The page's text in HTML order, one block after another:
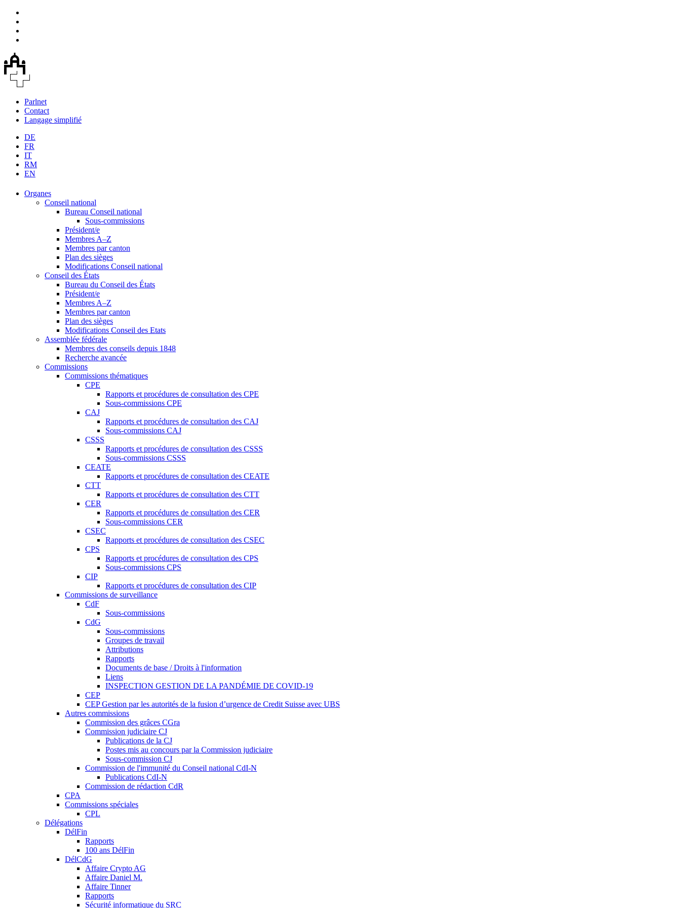
Parlnet
Contact
Langage simplifié
DE
FR
IT
RM
EN
Organes
Conseil national
Bureau Conseil national
Sous-commissions
Président/e
Membres A–Z
Membres par canton
Plan des sièges
Modifications Conseil national
Conseil des États
Bureau du Conseil des États
Président/e
Membres A–Z
Membres par canton
Plan des sièges
Modifications Conseil des Etats
Assemblée fédérale
Membres des conseils depuis 1848
Recherche avancée
Commissions
Commissions thématiques
CPE
Rapports et procédures de consultation des CPE
Sous-commissions CPE
CAJ
Rapports et procédures de consultation des CAJ
Sous-commissions CAJ
CSSS
Rapports et procédures de consultation des CSSS
Sous-commissions CSSS
CEATE
Rapports et procédures de consultation des CEATE
CTT
Rapports et procédures de consultation des CTT
CER
Rapports et procédures de consultation des CER
Sous-commissions CER
CSEC
Rapports et procédures de consultation des CSEC
CPS
Rapports et procédures de consultation des CPS
Sous-commissions CPS
CIP
Rapports et procédures de consultation des CIP
Commissions de surveillance
CdF
Sous-commissions
CdG
Sous-commissions
Groupes de travail
Attributions
Rapports
Documents de base / Droits à l'information
Liens
INSPECTION GESTION DE LA PANDÉMIE DE COVID-19
CEP
CEP Gestion par les autorités de la fusion d’urgence de Credit Suisse avec UBS
Autres commissions
Commission des grâces CGra
Commission judiciaire CJ
Publications de la CJ
Postes mis au concours par la Commission judiciaire
Sous-commission CJ
Commission de l'immunité du Conseil national CdI-N
Publications CdI-N
Commission de rédaction CdR
CPA
Commissions spéciales
CPL
Délégations
DélFin
Rapports
100 ans DélFin
DélCdG
Affaire Crypto AG
Affaire Daniel M.
Affaire Tinner
Rapports
Sécurité informatique du SRC